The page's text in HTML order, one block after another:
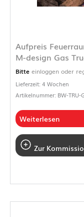
Aufpreis
M-design Gas
Bitte einloggen oder
Lieferzeit: 4 Wochen
Artikelnummer: BW-TRU-
Weiterlesen
Zur